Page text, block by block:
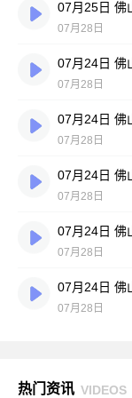
07月28日
07月28日
07月28日
07月28日
07月28日
07月28日
热门资讯 VIDEOS